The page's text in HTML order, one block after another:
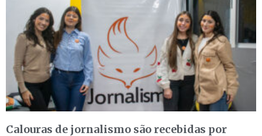
Calouras de jornalismo são recebidas por